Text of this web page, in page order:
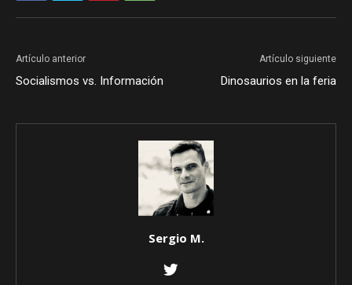
Artículo anterior
Socialismos vs. Información
Artículo siguiente
Dinosaurios en la feria
Sergio M.